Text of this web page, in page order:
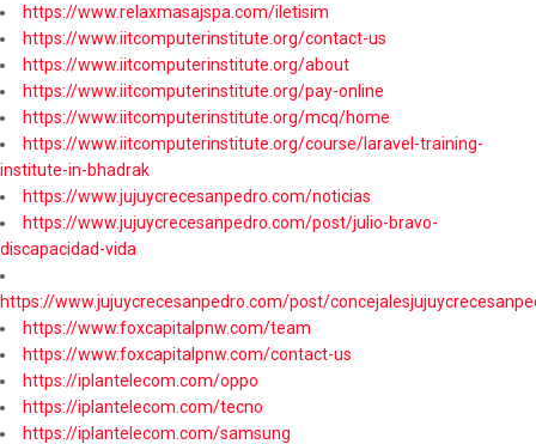
https://www.relaxmasajspa.com/iletisim
https://www.iitcomputerinstitute.org/contact-us
https://www.iitcomputerinstitute.org/about
https://www.iitcomputerinstitute.org/pay-online
https://www.iitcomputerinstitute.org/mcq/home
https://www.iitcomputerinstitute.org/course/laravel-training-
institute-in-bhadrak
https://www.jujuycrecesanpedro.com/noticias
https://www.jujuycrecesanpedro.com/post/julio-bravo-
discapacidad-vida
https://www.jujuycrecesanpedro.com/post/
https://www.foxcapitalpnw.com/team
https://www.foxcapitalpnw.com/contact-us
https://iplantelecom.com/oppo
https://iplantelecom.com/tecno
https://iplantelecom.com/samsung